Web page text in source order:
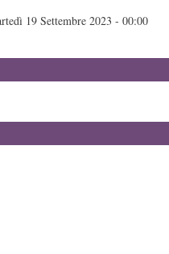
19 Settembre 2023 - 00:00